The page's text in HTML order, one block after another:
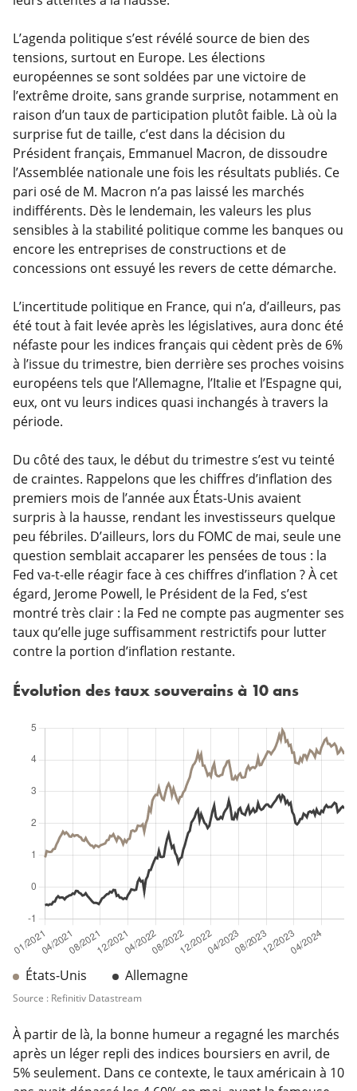
L’agenda politique s’est révélé source de bien des
tensions, surtout en Europe. Les élections
européennes se sont soldées par une victoire de
l’extrême droite, sans grande surprise, notamment en
raison d’un taux de participation plutôt faible. Là où la
surprise fut de taille, c’est dans la décision du
Président français, Emmanuel Macron, de dissoudre
l’Assemblée nationale une fois les résultats publiés. Ce
pari osé de M. Macron n’a pas laissé les marchés
indifférents. Dès le lendemain, les valeurs les plus
sensibles à la stabilité politique comme les banques ou
encore les entreprises de constructions et de
concessions ont essuyé les revers de cette démarche.
L’incertitude politique en France, qui n’a, d’ailleurs, pas
été tout à fait levée après les législatives, aura donc été
néfaste pour les indices français qui cèdent près de 6%
à l’issue du trimestre, bien derrière ses proches voisins
européens tels que l’Allemagne, l’Italie et l’Espagne qui,
eux, ont vu leurs indices quasi inchangés à travers la
période.
Du côté des taux, le début du trimestre s’est vu teinté
de craintes. Rappelons que les chiffres d’inflation des
premiers mois de l’année aux États-Unis avaient
surpris à la hausse, rendant les investisseurs quelque
peu fébriles. D’ailleurs, lors du FOMC de mai, seule une
question semblait accaparer les pensées de tous : la
Fed va-t-elle réagir face à ces chiffres d’inflation ? À cet
égard, Jerome Powell, le Président de la Fed, s’est
montré très clair : la Fed ne compte pas augmenter ses
taux qu’elle juge suffisamment restrictifs pour lutter
contre la portion d’inflation restante.
Évolution des taux souverains à 10 ans
États-Unis Allemagne
Source : Refinitiv Datastream
À partir de là, la bonne humeur a regagné les marchés
après un léger repli des indices boursiers en avril, de
5% seulement. Dans ce contexte, le taux américain à 10